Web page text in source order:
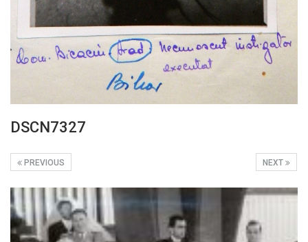
DSCN7327
NEXT
PREVIOUS